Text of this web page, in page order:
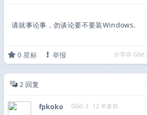
请就事论事，勿谈论要不要装Windows.
0 星标 举报 分享得 Gbit :
2 回复
fpkoko Gbit: 3 12 年多前